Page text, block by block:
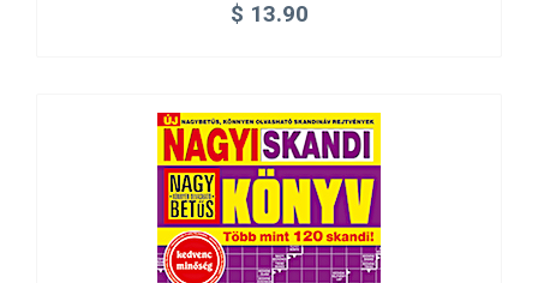
$ 13.90